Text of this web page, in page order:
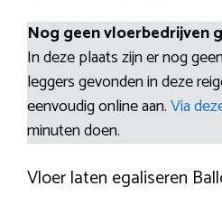
Nog geen vloerbedrijven
In deze plaats zijn er nog
leggers gevonden in deze
eenvoudig online aan.Via
minuten doen.
Vloer laten egaliseren